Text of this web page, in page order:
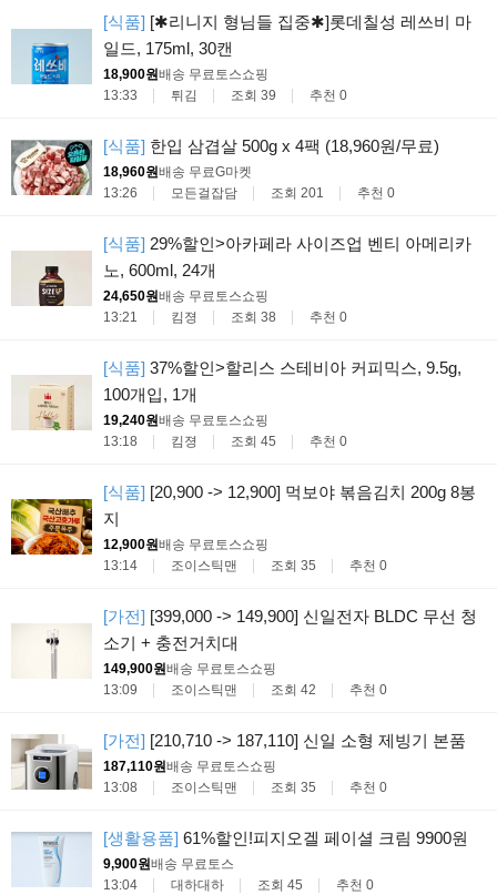
[식품] [✱리니지 형님들 집중✱]롯데칠성 레쓰비 마
일드, 175ml, 30캔
18,900원배송 무료토스쇼핑
13:33
튀김 조회 39 추천 0
[식품] 한입 삼겹살 500g x 4팩 (18,960원/무료)
18,960원배송 무료G마켓
13:26
모든걸잡담 조회 201 추천 0
[식품] 29%할인>아카페라 사이즈업 벤티 아메리카
노, 600ml, 24개
24,650원배송 무료토스쇼핑
13:21
킴졍 조회 38 추천 0
[식품] 37%할인>할리스 스테비아 커피믹스, 9.5g,
100개입, 1개
19,240원배송 무료토스쇼핑
13:18
킴졍 조회 45 추천 0
[식품] [20,900 -> 12,900] 먹보야 볶음김치 200g 8봉
지
12,900원배송 무료토스쇼핑
13:14
조이스틱맨 조회 35 추천 0
[가전] [399,000 -> 149,900] 신일전자 BLDC 무선 청
소기 + 충전거치대
149,900원배송 무료토스쇼핑
13:09
조이스틱맨 조회 42 추천 0
[가전] [210,710 -> 187,110] 신일 소형 제빙기 본품
187,110원배송 무료토스쇼핑
13:08
조이스틱맨 조회 35 추천 0
[생활용품] 61%할인!피지오겔 페이셜 크림 9900원
9,900원배송 무료토스
13:04
대하대하 조회 45 추천 0